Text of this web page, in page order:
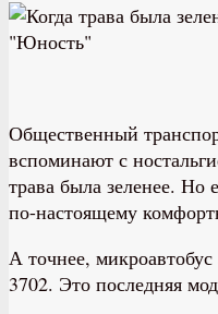
Общественный
вспоминают с
трава была зеленее.
по-настоящему
А точнее,
3702. Это последняя